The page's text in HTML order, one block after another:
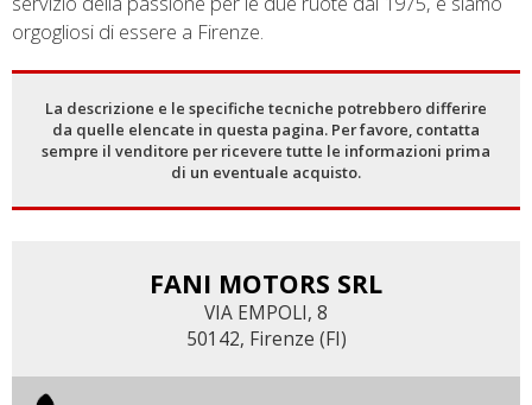
orgogliosi di essere a Firenze.
La descrizione e le specifiche tecniche potrebbero differire
da quelle elencate in questa pagina. Per favore, contatta
sempre il venditore per ricevere tutte le informazioni prima
di un eventuale acquisto.
FANI MOTORS SRL
VIA EMPOLI, 8
50142, Firenze (FI)